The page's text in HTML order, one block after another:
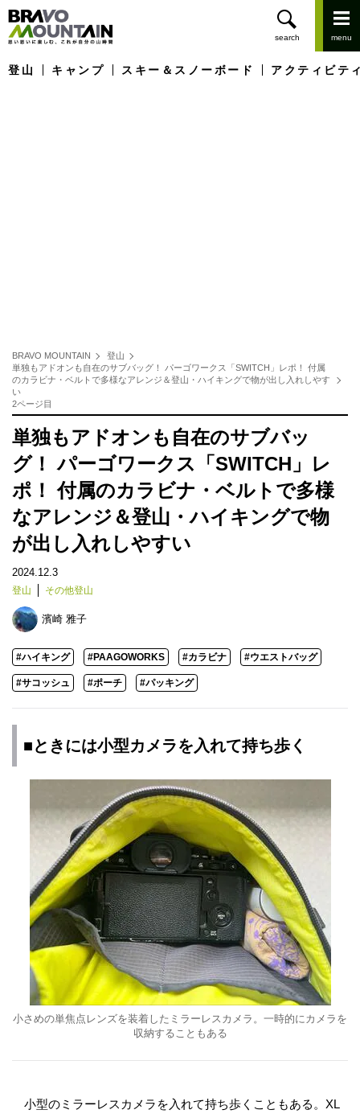
登山 キャンプ スキー＆スノーボード アクティビテ
BRAVO MOUNTAIN
登山
単独もアドオンも自在のサブバッグ！ パーゴワークス「SWITCH」レポ！ 付属
のカラビナ・ベルトで多様なアレンジ＆登山・ハイキングで物が出し入れしやす
い
2ページ目
単独もアドオンも自在のサブバッ
グ！ パーゴワークス「SWITCH」レ
ポ！ 付属のカラビナ・ベルトで多様
なアレンジ＆登山・ハイキングで物
が出し入れしやすい
2024.12.3
登山 その他登山
濱崎 雅子
#ハイキング #PAAGOWORKS #カラビナ #ウエストバッグ
#サコッシュ #ポーチ #パッキング
■ときには小型カメラを入れて持ち歩く
小さめの単焦点レンズを装着したミラーレスカメラ。一時的にカメラを
収納することもある
小型のミラーレスカメラを入れて持ち歩くこともある。XL